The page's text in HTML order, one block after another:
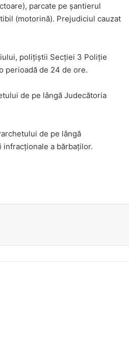
parcate pe șantierul
(motorină). Prejudiciul cauzat
polițiștii Secției 3 Poliție
perioadă de 24 de ore.
de pe lângă Judecătoria
de pe lângă
a bărbaților.